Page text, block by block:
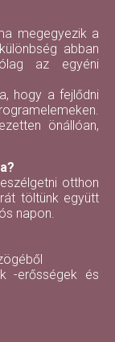
megegyezik a
abban
az egyéni
hogy a fejlődni
önállóan,
otthon
töltünk együtt
napon.
-erősségek és